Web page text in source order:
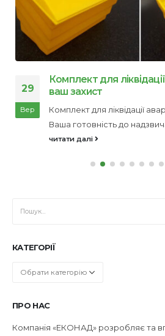
29
Вер
Комплект для
ваш захист
Комплект для ліквідації
Ваша готовність до
читати далі
КАТЕГОРІЇ
Категорії
ПРО НАС
Компанія «ЕКОНАД» розробляє та